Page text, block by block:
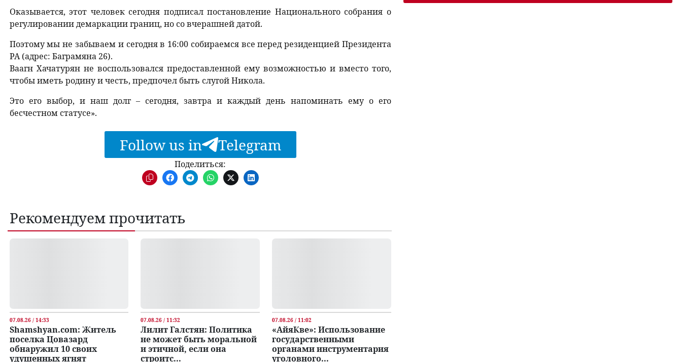
Оказывается, этот человек сегодня подписал постановление Национального собрания о
регулировании демаркации границ, но со вчерашней датой.
Поэтому мы не забываем и сегодня в 16:00 собираемся все перед резиденцией Президента
РА (адрес: Баграмяна 26).
Ваагн Хачатурян не воспользовался предоставленной ему возможностью и вместо того,
чтобы иметь родину и честь, предпочел быть слугой Никола.
Это его выбор, и наш долг – сегодня, завтра и каждый день напоминать ему о его
бесчестном статусе».
Follow us in Telegram
Поделиться:
Рекомендуем прочитать
07.08.26 / 14:33
Shamshyan.com: Житель
поселка Цовазард
обнаружил 10 своих
удушенных ягнят
07.08.26 / 11:32
Лилит Галстян: Политика
не может быть моральной
и этичной, если она
строитс...
07.08.26 / 11:02
«АйяКве»: Использование
государственными
органами инструментария
уголовного...